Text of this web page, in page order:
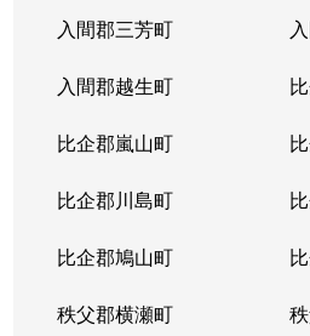
入間郡三芳町
入間郡越生町
比企郡嵐山町
比企郡川島町
比企郡鳩山町
秩父郡横瀬町